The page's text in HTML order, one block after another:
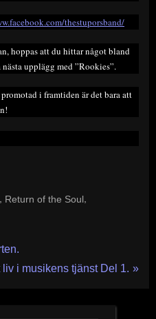
thestuporsband/
hoppas att du hittar något bland
nästa upplägg med ”Rookies”.
i framtiden är det bara att
Return of the Soul
liv i musikens tjänst Del 1.